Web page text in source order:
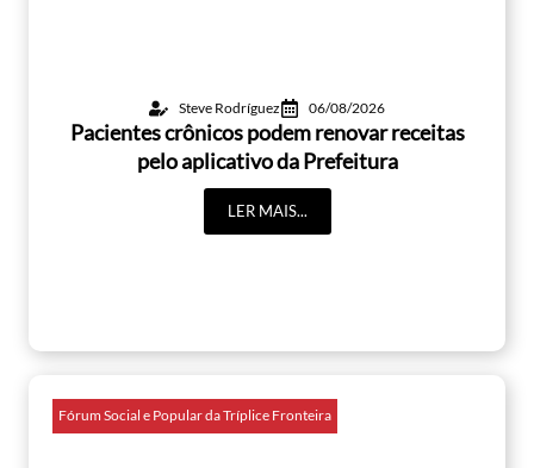
Steve Rodríguez 06/08/2026
Pacientes crônicos podem renovar receitas
pelo aplicativo da Prefeitura
LER MAIS...
Fórum Social e Popular da Tríplice Fronteira